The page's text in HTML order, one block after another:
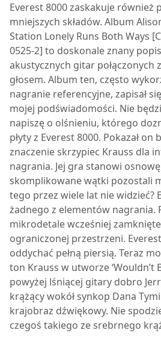
Everest 8000zaskakuje również
mniejszych składów. Album
Station Lonely Runs Both Ways
0525-2] to doskonale znany
akustycznych gitar połączonych
głosem. Album ten, często
nagranie referencyjne, zapisał
mojej podświadomości. Nie
napiszę o olśnieniu, którego
płyty z Everest 8000. Pokazał
znaczenie skrzypiec Krauss dla
nagrania. Jej gra stanowi
skomplikowane wątki pozostali
tego przez wiele lat nie widzieć?
żadnego z elementów nagrania.
mikrodetale wcześniej
ograniczonej przestrzeni.
oddychać pełną piersią. Teraz
ton Krauss w utworze ‘Wouldn’t
powyżej lśniącej gitary dobro
krążący wokół synkop Dana
krajobraz dźwiękowy. Nie
czegoś takiego ze srebrnego